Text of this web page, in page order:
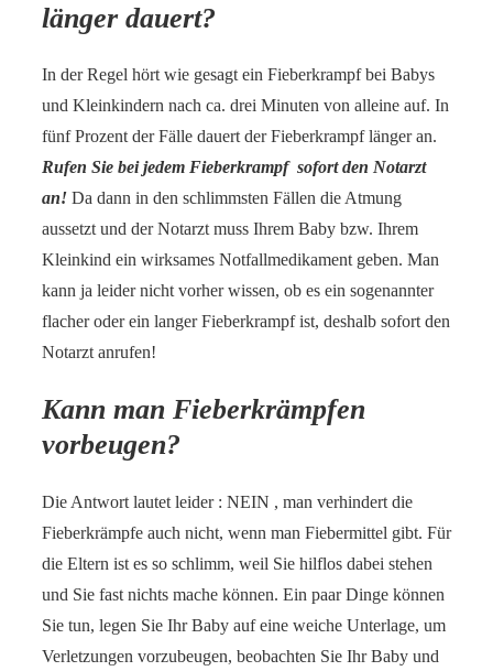
länger dauert?
In der Regel hört wie gesagt ein Fieberkrampf bei Babys
und Kleinkindern nach ca. drei Minuten von alleine auf. In
fünf Prozent der Fälle dauert der Fieberkrampf länger an.
Rufen Sie bei jedem Fieberkrampf sofort den Notarzt
an! Da dann in den schlimmsten Fällen die Atmung
aussetzt und der Notarzt muss Ihrem Baby bzw. Ihrem
Kleinkind ein wirksames Notfallmedikament geben. Man
kann ja leider nicht vorher wissen, ob es ein sogenannter
flacher oder ein langer Fieberkrampf ist, deshalb sofort den
Notarzt anrufen!
Kann man Fieberkrämpfen
vorbeugen?
Die Antwort lautet leider : NEIN , man verhindert die
Fieberkrämpfe auch nicht, wenn man Fiebermittel gibt. Für
die Eltern ist es so schlimm, weil Sie hilflos dabei stehen
und Sie fast nichts mache können. Ein paar Dinge können
Sie tun, legen Sie Ihr Baby auf eine weiche Unterlage, um
Verletzungen vorzubeugen, beobachten Sie Ihr Baby und